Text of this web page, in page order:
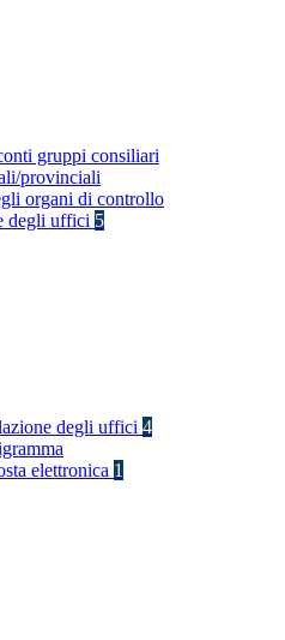
gruppi consiliari
provinciali
organi di controllo
degli uffici 5
degli uffici 4
elettronica 1